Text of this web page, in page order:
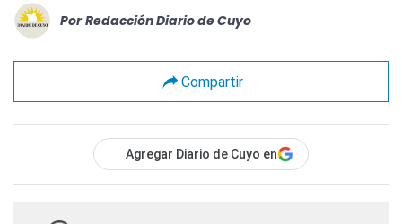
Por Redacción Diario de Cuyo
Compartir
Agregar Diario de Cuyo en